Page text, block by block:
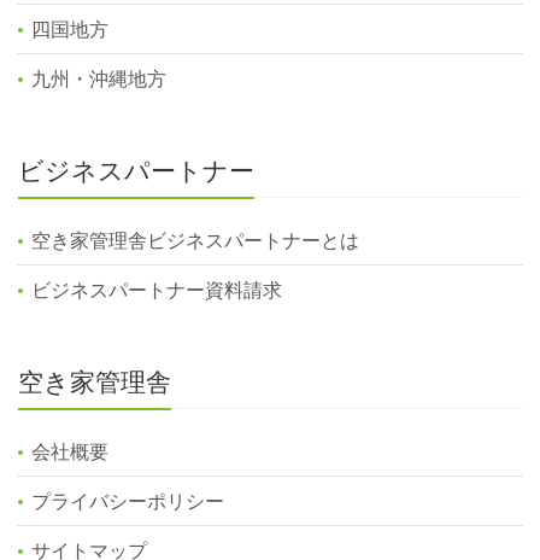
四国地方
九州・沖縄地方
ビジネスパートナー
空き家管理舎ビジネスパートナーとは
ビジネスパートナー資料請求
空き家管理舎
会社概要
プライバシーポリシー
サイトマップ